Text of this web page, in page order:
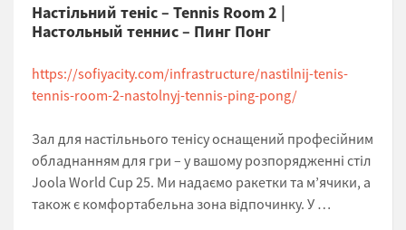
Настільний теніс – Tennis Room 2 |
Настольный теннис – Пинг Понг
https://sofiyacity.com/infrastructure/nastilnij-tenis-
tennis-room-2-nastolnyj-tennis-ping-pong/
Зал для настільнього тенісу оснащений професійним
обладнанням для гри – у вашому розпорядженні стіл
Joola World Cup 25. Ми надаємо ракетки та м’ячики, а
також є комфортабельна зона відпочинку. У …